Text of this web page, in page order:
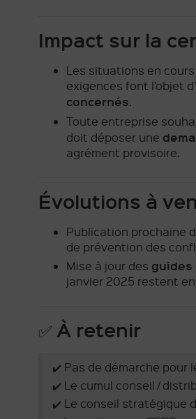
Impact sur la
Les situations en
exigences font l’objet
concernés.
Toute entreprise
doit déposer une
agrément provisoire.
Évolutions à
Publication prochaine
de prévention des
Mise à jour des guides
janvier 2025 restent
✅ À retenir
✔️ Pas de démarche pour
✔️ Le cumul conseil /
✔️ Le conseil stratégique